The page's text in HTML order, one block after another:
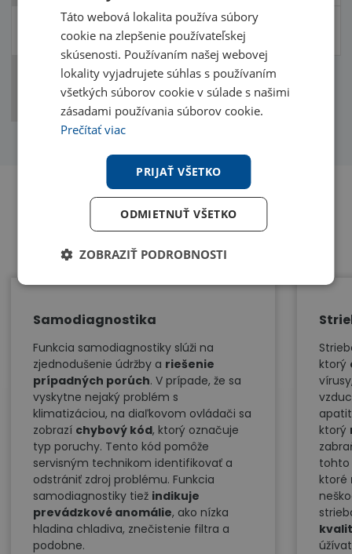
Vykurovací výkon
(Min, Nom, Max)
1,4
kW
4,0
kW
(chladenie,
vykurovanie)
0,80
kW
0,99
kW
Benefity
Samodiagnostika
Funkcia samodiagnostiky slúži na
zjednodušenie údržby a riešenie
prípadných porúch. V prípade, že sa
vyskytne nejaký problém s
klimatizáciou, na diaľkovom ovládači sa
zobrazí chybový kód, ktorý označuje
typ poruchy. Tento kód pomôže
servisným technikom identifikovať a
odstrániť zdroj problému. Funkcia
samodiagnostiky tiež indikuje
prevádzkové anomálie, ako nízka
hladina chladiva, znečistenie filtra a
podobne.
ktorý
ktorý
tohto
ktoré
Táto webová lokalita používa súbory
cookie na zlepšenie používateľskej
skúsenosti. Používaním našej webovej
lokality vyjadrujete súhlas s používaním
všetkých súborov cookie v súlade s našimi
zásadami používania súborov cookie.
Prečítať viac
PRIJAŤ VŠETKO
ODMIETNUŤ VŠETKO
ZOBRAZIŤ PODROBNOSTI